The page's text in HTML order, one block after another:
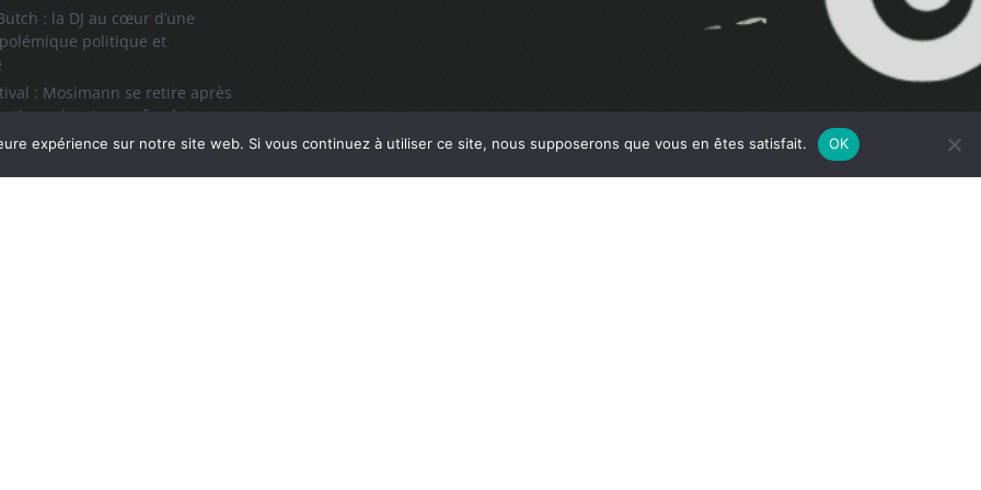
: la DJ au cœur d’une
politique et
: Mosimann se retire après
visant un cofondateur
l’icône du hip-hop et de la
expérience sur notre site web. Si vous continuez à utiliser ce site, nous supposerons que vous en êtes satisfait. OK